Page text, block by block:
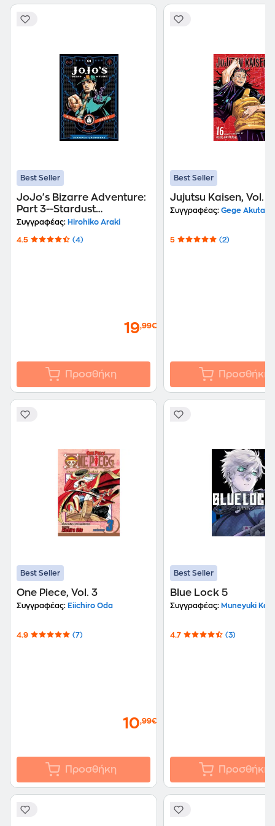
Best Seller
JoJo's Bizarre Adventure:
Part 3--Stardust
Crusaders, Vol. 1
Συγγραφέας: Hirohiko Araki
4.5 (4)
19,99€
Προσθήκη
Best Seller
Jujutsu Kaisen, Vol.
Συγγραφέας: Gege Akutami
5 (2)
Προσθήκη
Best Seller
One Piece, Vol. 3
Συγγραφέας: Eiichiro Oda
4.9 (7)
10,99€
Προσθήκη
Best Seller
Blue Lock 5
Συγγραφέας: Muneyuki
4.7 (3)
Προσθήκη